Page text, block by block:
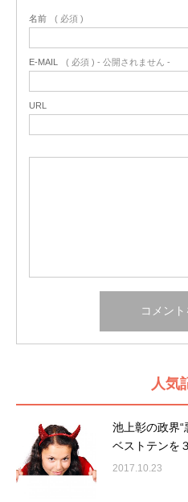
名前 ( 必須 )
E-MAIL ( 必須 ) - 公開されません -
URL
人気
池上彰の政界“
ベストテンを
2017.10.23